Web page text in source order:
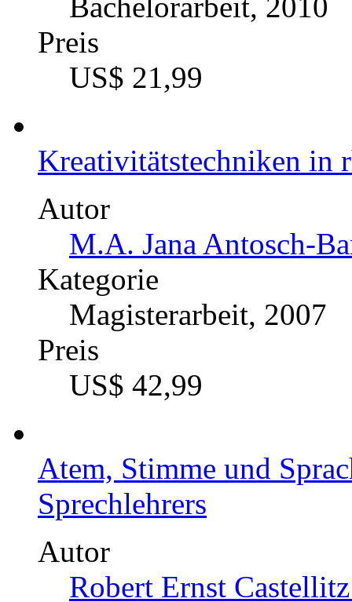
Bachelorarbeit, 2010
Preis
US$ 21,99
Kreativitätstechniken in
Autor
M.A. Jana Antosch-
Kategorie
Magisterarbeit, 2007
Preis
US$ 42,99
Atem, Stimme und
Sprechlehrers
Autor
Robert Ernst